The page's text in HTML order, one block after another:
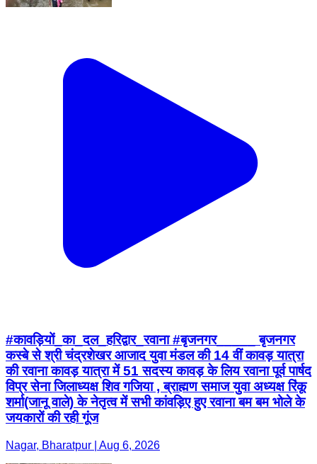
#कावड़ियों_का_दल_हरिद्वार_रवाना #बृजनगर_____ बृजनगर
कस्बे से श्री चंद्रशेखर आजाद युवा मंडल की 14 वीं कावड़ यात्रा
की रवाना कावड़ यात्रा में 51 सदस्य कावड़ के लिय रवाना पूर्व पार्षद
विप्र सेना जिलाध्यक्ष शिव गजिया , ब्राह्मण समाज युवा अध्यक्ष रिंकू
शर्मा(जानू वाले) के नेतृत्व में सभी कांवड़िए हुए रवाना बम बम भोले के
जयकारों की रही गूंज
Nagar, Bharatpur | Aug 6, 2026